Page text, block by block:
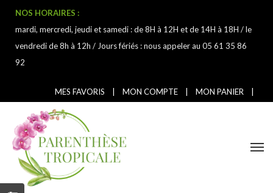
NOS HORAIRES :
mardi, mercredi, jeudi et samedi : de 8H à 12H et de 14H à 18H / le
vendredi de 8h à 12h / Jours fériés : nous appeler au 05 61 35 86
92
MES FAVORIS MON COMPTE MON PANIER